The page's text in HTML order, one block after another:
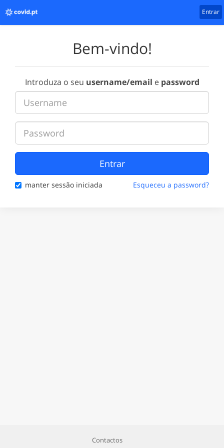
Entrar
Bem-vindo!
Introduza o seu username/email e password
Entrar
manter sessão iniciada Esqueceu a password?
Contactos